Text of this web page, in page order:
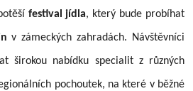
festival jídla, který bude probíhat
v zámeckých zahradách. Návštěvníci
širokou nabídku specialit z různých
pochoutek, na které v běžné